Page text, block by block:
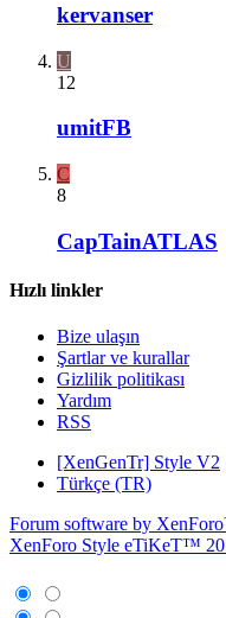
kervanser
U
12
umitFB
C
8
CapTainATLAS
Hızlı linkler
Bize ulaşın
Şartlar ve kurallar
Gizlilik politikası
Yardım
RSS
[XenGenTr] Style V2
Türkçe (TR)
Forum software by
XenForo Style eTiKeT™